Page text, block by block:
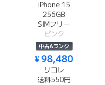
iPhone 15
256GB
SIMフリー
ピンク
中古Aランク
¥ 98,480
リコレ
送料550円